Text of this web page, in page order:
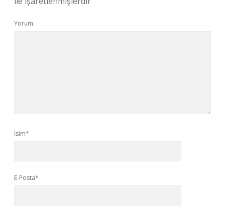
Yorum
İsim*
E-Posta*